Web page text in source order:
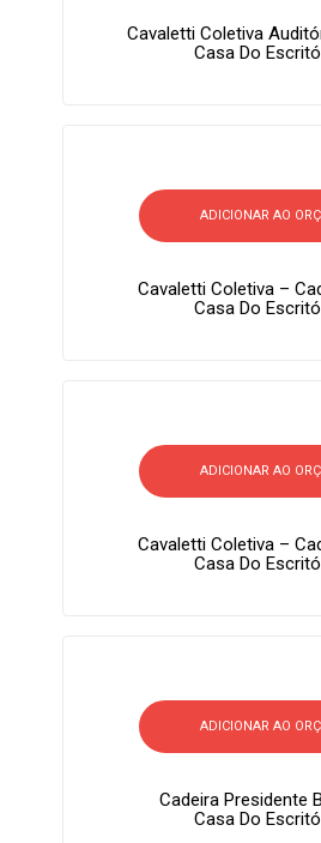
Cavaletti Coletiva
Casa Do
ADICIONAR AO
Cavaletti Coletiva –
Casa Do
ADICIONAR AO
Cavaletti Coletiva –
Casa Do
ADICIONAR AO
Cadeira Presidente
Casa Do